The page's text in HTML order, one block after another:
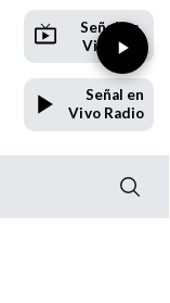
Señal en
Vivo TV
Señal en
Vivo Radio